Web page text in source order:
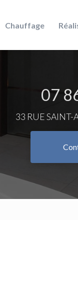
Chauffage
Salle
07
33 RUE SAINT-